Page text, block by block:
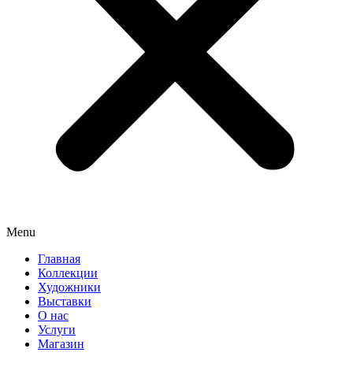
Menu
Главная
Коллекции
Художники
Выставки
О нас
Услуги
Магазин